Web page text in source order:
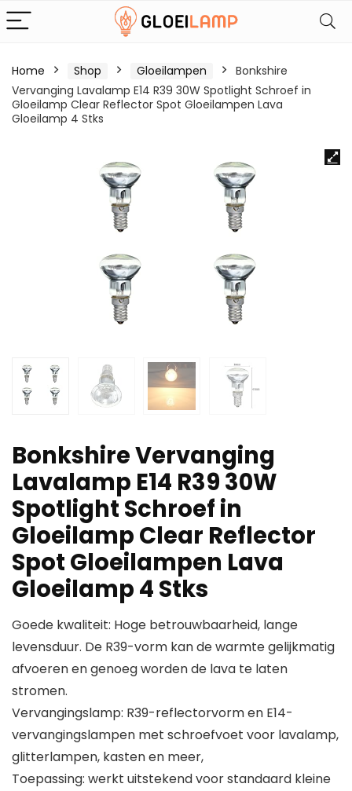
Home Shop Gloeilampen
Bonkshire
Vervanging Lavalamp E14 R39 30W Spotlight Schroef in
Gloeilamp Clear Reflector Spot Gloeilampen Lava
Gloeilamp 4 Stks
Bonkshire Vervanging
Lavalamp E14 R39 30W
Spotlight Schroef in
Gloeilamp Clear Reflector
Spot Gloeilampen Lava
Gloeilamp 4 Stks
Goede kwaliteit: Hoge betrouwbaarheid, lange
levensduur. De R39-vorm kan de warmte gelijkmatig
afvoeren en genoeg worden de lava te laten
stromen.
Vervangingslamp: R39-reflectorvorm en E14-
vervangingslampen met schroefvoet voor lavalamp,
glitterlampen, kasten en meer,
Toepassing: werkt uitstekend voor standaard kleine